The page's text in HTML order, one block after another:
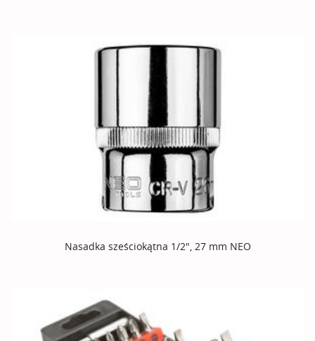
Nasadka sześciokątna 1/2", 27 mm NEO